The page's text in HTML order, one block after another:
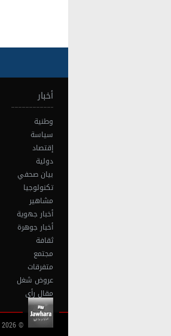
أخبار
وطنية
سياسة
إقتصاد
دولية
بيان صحفي
تكنولوجيا
مشاهير
أخبار جهوية
أخبار جوهرة
ثقافة
مجتمع
متفرقات
عروض شغل
مقال رأي
© 2026 جميع الحقوق المحفوظة جوهرة أف آم تونس |